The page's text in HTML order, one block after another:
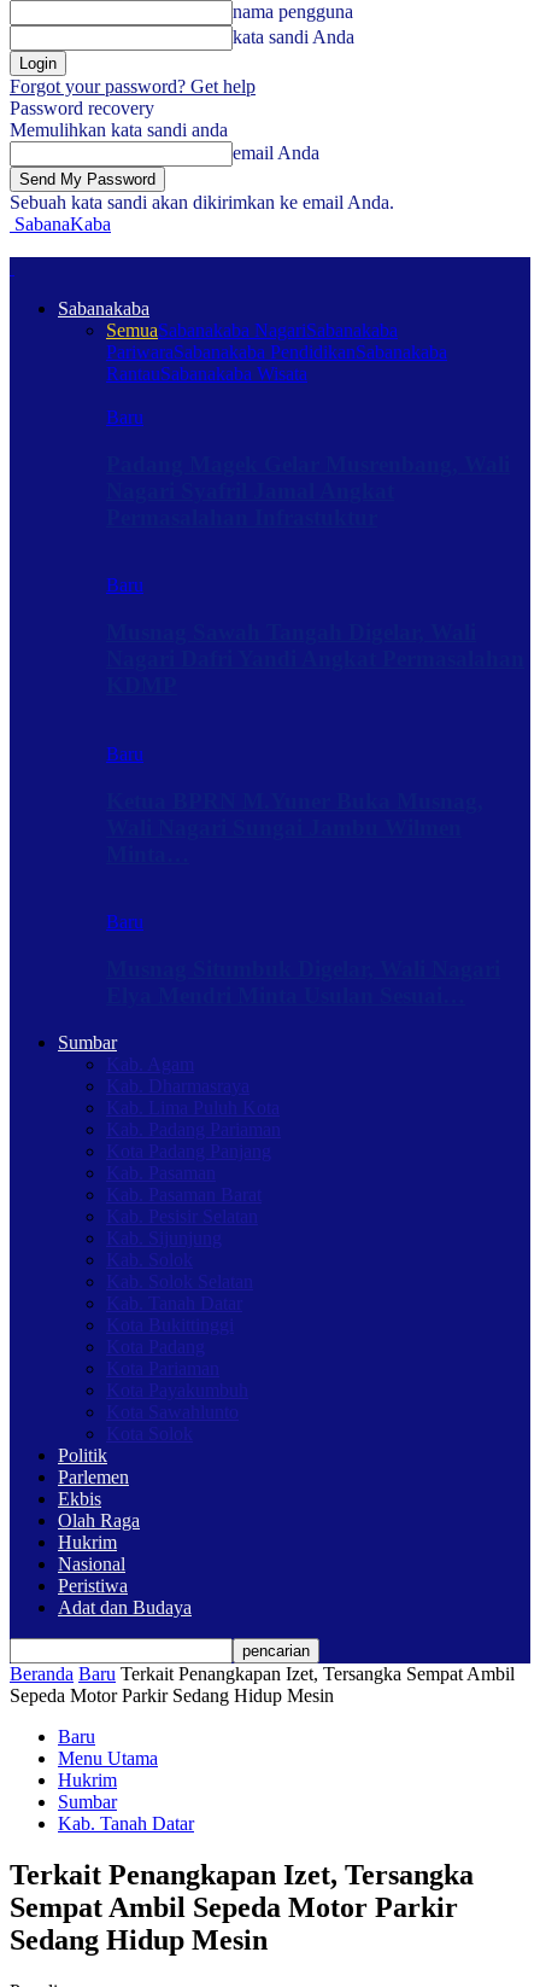
nama pengguna
kata sandi Anda
Forgot your password? Get help
Password recovery
Memulihkan kata sandi anda
email Anda
Sebuah kata sandi akan dikirimkan ke email Anda.
SabanaKaba
Sabanakaba
SemuaSabanakaba NagariSabanakaba
PariwaraSabanakaba PendidikanSabanakaba
RantauSabanakaba Wisata
Baru
Baru
Baru
Baru
Sumbar
Kab. Agam
Kab. Dharmasraya
Kab. Lima Puluh Kota
Kab. Padang Pariaman
Kota Padang Panjang
Kab. Pasaman
Kab. Pasaman Barat
Kab. Pesisir Selatan
Kab. Sijunjung
Kab. Solok
Kab. Solok Selatan
Kab. Tanah Datar
Kota Bukittinggi
Kota Padang
Kota Pariaman
Kota Payakumbuh
Kota Sawahlunto
Kota Solok
Politik
Parlemen
Ekbis
Olah Raga
Hukrim
Nasional
Peristiwa
Adat dan Budaya
Beranda Baru Terkait Penangkapan Izet, Tersangka Sempat Ambil
Sepeda Motor Parkir Sedang Hidup Mesin
Baru
Menu Utama
Hukrim
Sumbar
Kab. Tanah Datar
Terkait Penangkapan Izet, Tersangka
Sempat Ambil Sepeda Motor Parkir
Sedang Hidup Mesin